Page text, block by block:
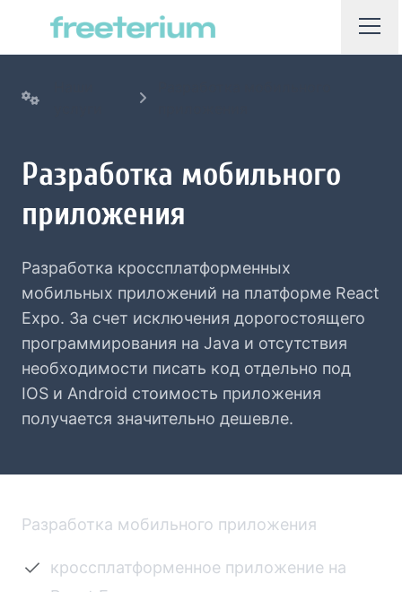
Разработка мобильного
приложения
Разработка кроссплатформенных
мобильных приложений на платформе React
Expo. За счет исключения дорогостоящего
программирования на Java и отсутствия
необходимости писать код отдельно под
IOS и Android стоимость приложения
получается значительно дешевле.
Разработка мобильного приложения
кроссплатформенное приложение на